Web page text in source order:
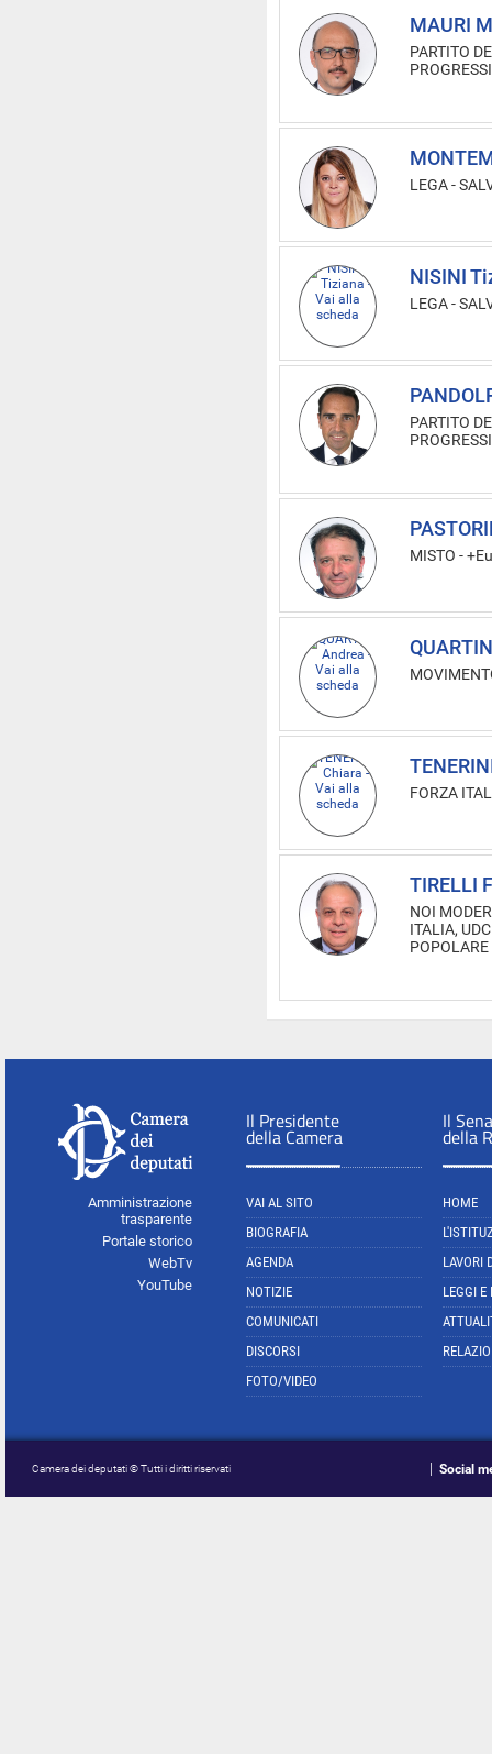
MAURI
PARTITO
LEGA -
NISINI
LEGA -
PARTITO
MISTO -
FORZA
TIRELLI
NOI
ITALIA,
POPOLARE
Amministrazione
trasparente
Portale storico
WebTv
YouTube
Il Presidente
della Camera
VAI AL SITO
BIOGRAFIA
AGENDA
NOTIZIE
COMUNICATI
DISCORSI
FOTO/VIDEO
Il
della
HOME
LAVORI
LEGGI E
Camera dei deputati © Tutti i diritti riservati Social